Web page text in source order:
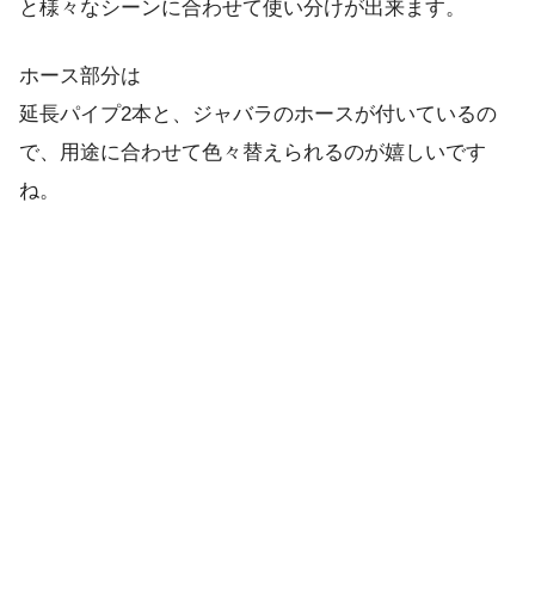
と様々なシーンに合わせて使い分けが出来ます。
ホース部分は
延長パイプ2本と、ジャバラのホースが付いているの
で、用途に合わせて色々替えられるのが嬉しいです
ね。